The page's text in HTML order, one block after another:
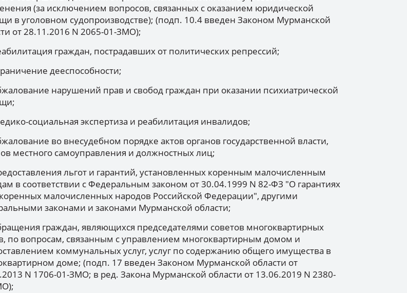
(за исключением вопросов, связанных с оказанием юридической
в уголовном судопроизводстве); (подп. 10.4 введен Законом Мурманской
от 28.11.2016 N 2065-01-ЗМО);
граждан, пострадавших от политических репрессий;
дееспособности;
нарушений прав и свобод граждан при оказании психиатрической
социальная экспертиза и реабилитация инвалидов;
во внесудебном порядке актов органов государственной власти,
местного самоуправления и должностных лиц;
льгот и гарантий, установленных коренным малочисленным
в соответствии с Федеральным законом от 30.04.1999 N 82-ФЗ "О гарантиях
малочисленных народов Российской Федерации", другими
законами и законами Мурманской области;
граждан, являющихся председателями советов многоквартирных
по вопросам, связанным с управлением многоквартирным домом и
коммунальных услуг, услуг по содержанию общего имущества в
доме; (подп. 17 введен Законом Мурманской области от
N 1706-01-ЗМО; в ред. Закона Мурманской области от 13.06.2019 N 2380-